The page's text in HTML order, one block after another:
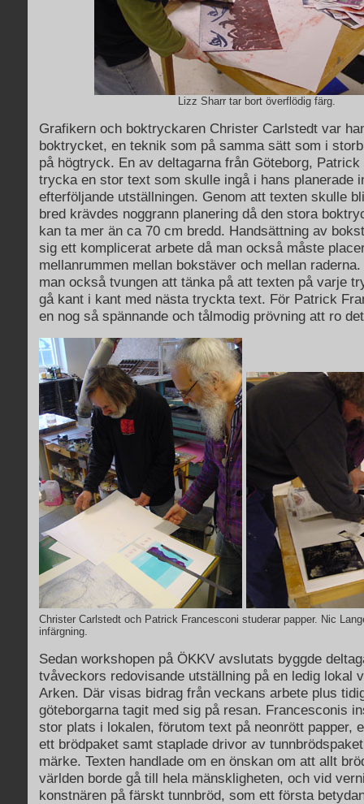
Lizz Sharr tar bort överflödig färg.
Grafikern och boktryckaren Christer Carlstedt var
boktrycket, en teknik som på samma sätt som i
på högtryck. En av deltagarna från Göteborg,
trycka en stor text som skulle ingå i hans planerade
efterföljande utställningen. Genom att texten skulle
bred krävdes noggrann planering då den stora
kan ta mer än ca 70 cm bredd. Handsättning av
sig ett komplicerat arbete då man också måste
mellanrummen mellan bokstäver och mellan
man också tvungen att tänka på att texten på varje
gå kant i kant med nästa tryckta text. För Patrick
en nog så spännande och tålmodig prövning att ro
Christer Carlstedt och Patrick Francesconi studerar papper. Nic
infärgning.
Sedan workshopen på ÖKKV avslutats byggde
tvåveckors redovisande utställning på en ledig lokal
Arken. Där visas bidrag från veckans arbete plus
göteborgarna tagit med sig på resan. Francesconis
stor plats i lokalen, förutom text på neonrött papper,
ett brödpaket samt staplade drivor av
märke. Texten handlade om en önskan om att allt
världen borde gå till hela mänskligheten, och vid
konstnären på färskt tunnbröd, som ett första